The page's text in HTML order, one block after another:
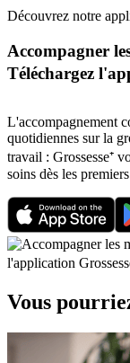
Découvrez notre
Accompagner
Téléchargez
L'accompagnement
quotidiennes sur la
travail : Grossesse⁺
soins dès les
Vous